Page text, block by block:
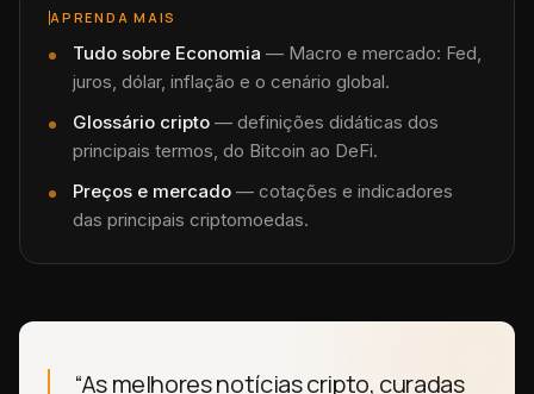
APRENDA MAIS
Tudo sobre Economia — Macro e mercado: Fed,
juros, dólar, inflação e o cenário global.
Glossário cripto — definições didáticas dos
principais termos, do Bitcoin ao DeFi.
Preços e mercado — cotações e indicadores
das principais criptomoedas.
“As melhores notícias cripto, curadas